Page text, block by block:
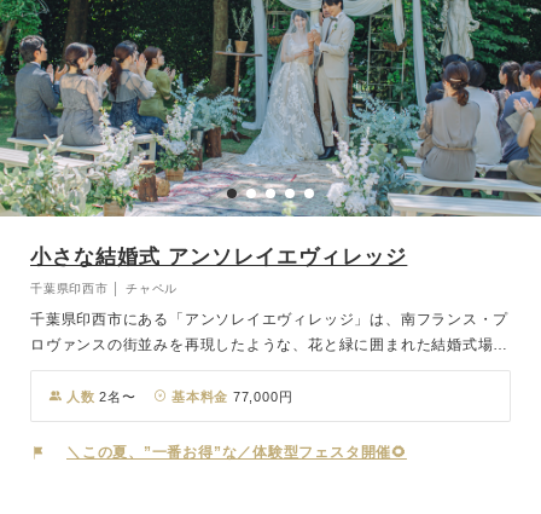
小さな結婚式 アンソレイエヴィレッジ
千葉県印西市 │ チャペル
千葉県印西市にある「アンソレイエヴィレッジ」は、南フランス・プ
ロヴァンスの街並みを再現したような、花と緑に囲まれた結婚式場。
600坪の広大なガーデンと、敷地全体1,100坪を贅沢に貸し切る非日
常を体験。 柔らかな陽光が差し込む開放感たっぷりの邸宅や、石造
りの本格独立型チャペルなど、一歩足を踏み入れれば、目に映るすべ
ての景色がフォトジェニックな空間です。 充実した設備を完備した
人数 2名〜 基本料金 77,000円
＼この夏、”一番お得”な／体験型フェスタ開催🌻